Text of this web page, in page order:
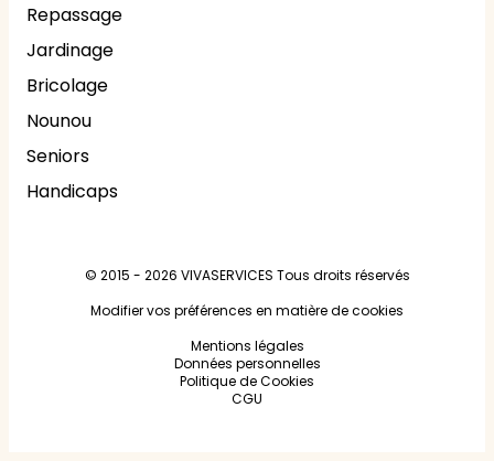
Repassage
Jardinage
Bricolage
Nounou
Seniors
Handicaps
© 2015 - 2026 VIVASERVICES Tous droits réservés
Modifier vos préférences en matière de cookies
Mentions légales
Données personnelles
Politique de Cookies
CGU